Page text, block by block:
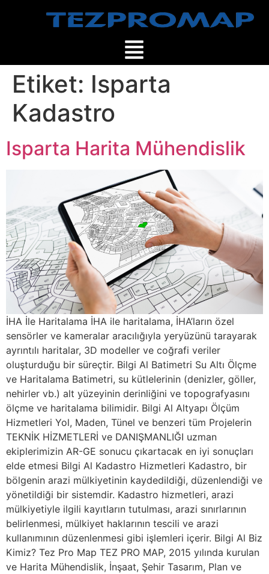
Etiket: Isparta
Kadastro
Isparta Harita Mühendislik
İHA İle Haritalama İHA ile haritalama, İHA’ların özel
sensörler ve kameralar aracılığıyla yeryüzünü tarayarak
ayrıntılı haritalar, 3D modeller ve coğrafi veriler
oluşturduğu bir süreçtir. Bilgi Al Batimetri Su Altı Ölçme
ve Haritalama Batimetri, su kütlelerinin (denizler, göller,
nehirler vb.) alt yüzeyinin derinliğini ve topografyasını
ölçme ve haritalama bilimidir. Bilgi Al Altyapı Ölçüm
Hizmetleri Yol, Maden, Tünel ve benzeri tüm Projelerin
TEKNİK HİZMETLERİ ve DANIŞMANLIĞI uzman
ekiplerimizin AR-GE sonucu çıkartacak en iyi sonuçları
elde etmesi Bilgi Al Kadastro Hizmetleri Kadastro, bir
bölgenin arazi mülkiyetinin kaydedildiği, düzenlendiği ve
yönetildiği bir sistemdir. Kadastro hizmetleri, arazi
mülkiyetiyle ilgili kayıtların tutulması, arazi sınırlarının
belirlenmesi, mülkiyet haklarının tescili ve arazi
kullanımının düzenlenmesi gibi işlemleri içerir. Bilgi Al Biz
Kimiz? Tez Pro Map TEZ PRO MAP, 2015 yılında kurulan
ve Harita Mühendislik, İnşaat, Şehir Tasarım, Plan ve